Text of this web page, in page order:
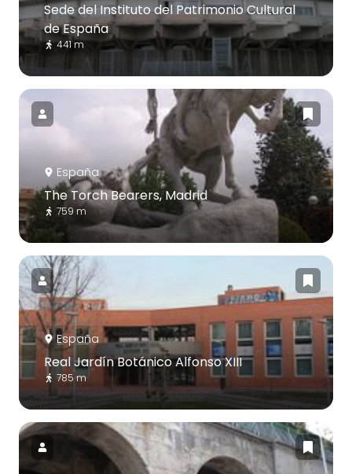
Sede del Instituto del Patrimonio Cultural
de España
441 m
España
The Torch Bearers, Madrid
759 m
España
Real Jardín Botánico Alfonso XIII
785 m